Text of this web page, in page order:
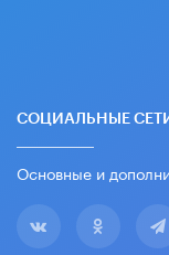
СОЦИАЛЬНЫЕ
Основные и